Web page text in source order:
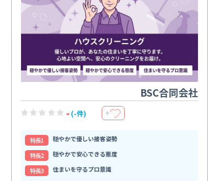
BSC合同会社
- (-件) ＋
特⻑1
穏やかで優しい接客姿勢
特⻑2
穏やかで安心できる態度
特⻑3
住まいを守るプロ意識